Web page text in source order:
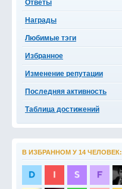
Ответы
Награды
Любимые тэги
Избранное
Изменение репутации
Последняя активность
Таблица достижений
В ИЗБРАННОМ У 14 ЧЕЛОВЕК: